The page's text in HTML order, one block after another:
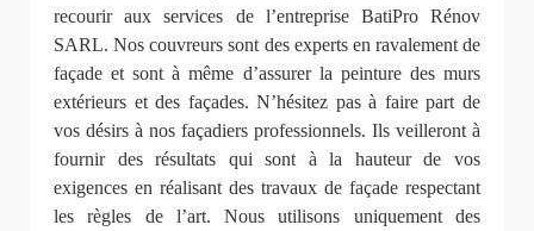
recourir aux services de l’entreprise BatiPro Rénov
SARL. Nos couvreurs sont des experts en ravalement de
façade et sont à même d’assurer la peinture des murs
extérieurs et des façades. N’hésitez pas à faire part de
vos désirs à nos façadiers professionnels. Ils veilleront à
fournir des résultats qui sont à la hauteur de vos
exigences en réalisant des travaux de façade respectant
les règles de l’art. Nous utilisons uniquement des